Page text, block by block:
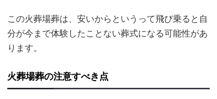
この火葬場葬は、安いからというって飛び乗ると自
分が今まで体験したことない葬式になる可能性があ
ります。
火葬場葬の注意すべき点